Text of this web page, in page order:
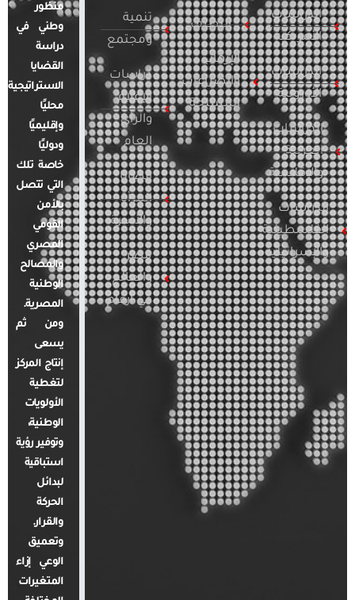
الدراسات
الأمريكية
الدراسات
الأوروبية
الدراسات
العربية
والإقليمية
الدراسات
الفلسطينية
والإسرائيلية
التطرف
الإرهاب
والصراعات
المسلحة
تنمية
ومجتمع
دراسات
الإعلام
والرأي
العام
قضايا
المرأة
والأسرة
مصر
والعالم
في أرقام
منظور
وطني في
دراسة
القضايا
الاستراتيجية
محليًا
وإقليميًا
ودوليًا
خاصة تلك
التي تتصل
بالأمن
القومي
المصري
والمصالح
الوطنية
المصرية.
ومن ثم
يسعى
إنتاج المركز
لتغطية
الأولويات
الوطنية،
وتوفير رؤية
استباقية
لبدائل
الحركة
والقرار.
وتعميق
الوعي إزاء
المتغيرات